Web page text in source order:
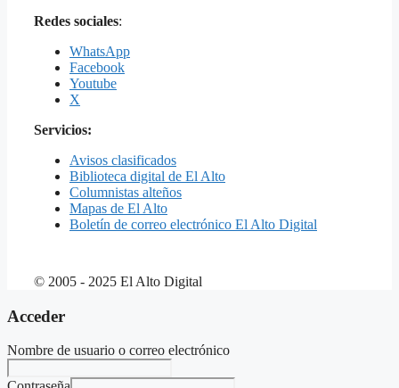
Redes sociales:
WhatsApp
Facebook
Youtube
X
Servicios:
Avisos clasificados
Biblioteca digital de El Alto
Columnistas alteños
Mapas de El Alto
Boletín de correo electrónico El Alto Digital
© 2005 - 2025 El Alto Digital
Acceder
Nombre de usuario o correo electrónico